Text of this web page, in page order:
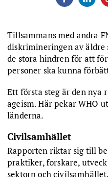
Tillsammans med andra
diskrimineringen av äldre
de stora hindren för att
personer ska kunna
Ett första steg är den nya
ageism. Här pekar WHO
länderna.
Civilsamhället
Rapporten riktar sig till
praktiker, forskare,
sektorn och civilsamhället.